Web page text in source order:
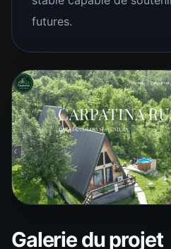
futures.
Galerie du projet